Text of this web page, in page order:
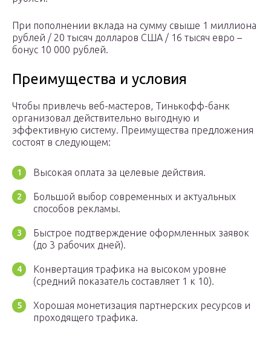
При пополнении вклада на сумму свыше 1 миллиона
рублей / 20 тысяч долларов США / 16 тысяч евро –
бонус 10 000 рублей.
Преимущества и условия
Чтобы привлечь веб-мастеров, Тинькофф-банк
организовал действительно выгодную и
эффективную систему. Преимущества предложения
состоят в следующем:
Высокая оплата за целевые действия.
Большой выбор современных и актуальных
способов рекламы.
Быстрое подтверждение оформленных заявок
(до 3 рабочих дней).
Конвертация трафика на высоком уровне
(средний показатель составляет 1 к 10).
Хорошая монетизация партнерских ресурсов и
проходящего трафика.